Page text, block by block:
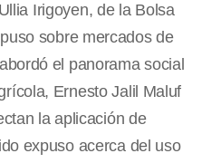
Irigoyen, de la Bolsa
sobre mercados de
el panorama social
Ernesto Jalil Maluf
la aplicación de
expuso acerca del uso